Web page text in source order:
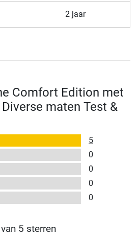
2 jaar
Comfort Edition met
maten Test &
5
0
0
0
0
van 5 sterren